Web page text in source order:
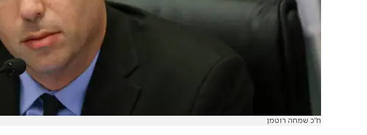
ח"כ שמחה רוטמן